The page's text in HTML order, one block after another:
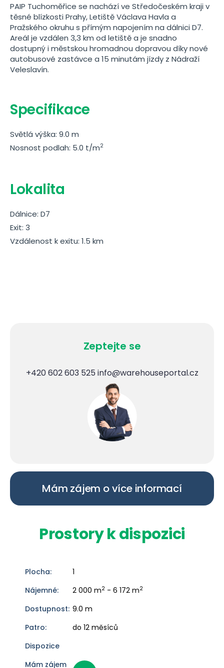
PAIP Tuchoměřice se nachází ve Středočeském kraji v
těsné blízkosti Prahy, Letiště Václava Havla a
Pražského okruhu s přímým napojením na dálnici D7.
Areál je vzdálen 3,3 km od letiště a je snadno
dostupný i městskou hromadnou dopravou díky nové
autobusové zastávce a 15 minutám jízdy z Nádraží
Veleslavín.
Specifikace
Světlá výška: 9.0 m
Nosnost podlah: 5.0 t/m2
Lokalita
Dálnice: D7
Exit: 3
Vzdálenost k exitu: 1.5 km
Zeptejte se
+420 602 603 525 info@warehouseportal.cz
Mám zájem o více informací
Prostory k dispozici
1
2 000 m2 - 6 172 m2
9.0 m
do 12 měsíců